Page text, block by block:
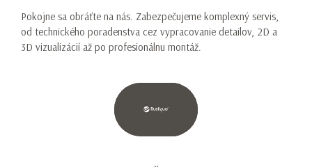
Pokojne sa obráťte na nás. Zabezpečujeme komplexný servis,
od technického poradenstva cez vypracovanie detailov, 2D a
3D vizualizácií až po profesionálnu montáž.